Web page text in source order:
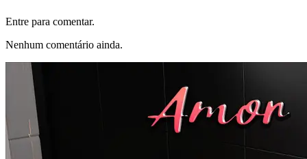
Entre para comentar.
Nenhum comentário ainda.